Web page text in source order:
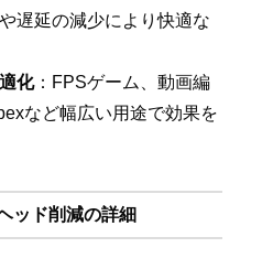
遅延の減少により快適な
化：FPSゲーム、動画編
など幅広い用途で効果を
ッド削減の詳細